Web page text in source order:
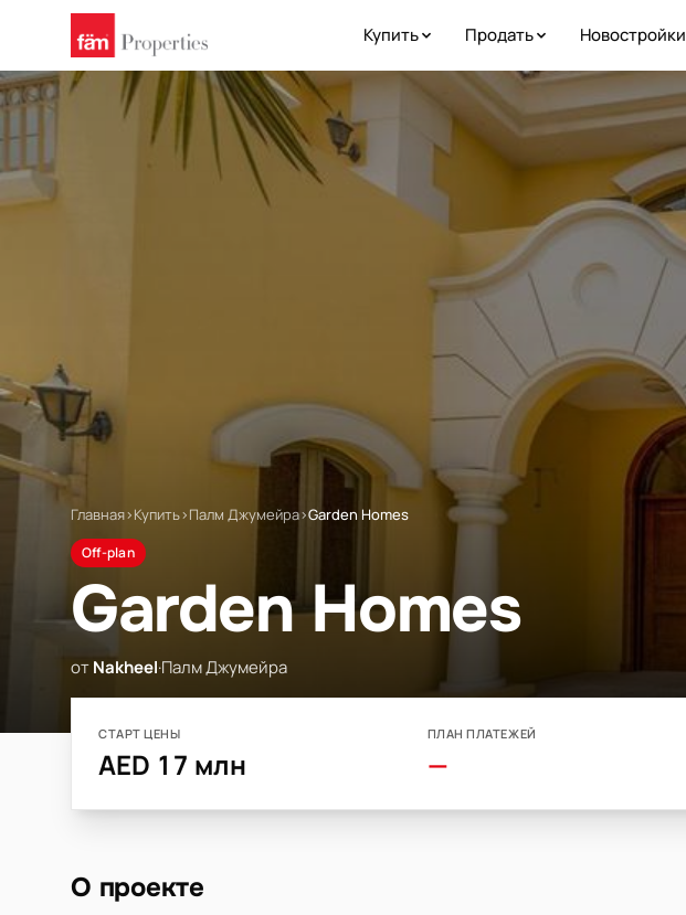
Купить Продать Новостройки
Главная›Купить›Палм Джумейра›Garden Homes
Off-plan
Garden Homes
отNakheel·Палм Джумейра
СТАРТ ЦЕНЫ
AED 17 млн
ПЛАН ПЛАТЕЖЕЙ
—
О проекте